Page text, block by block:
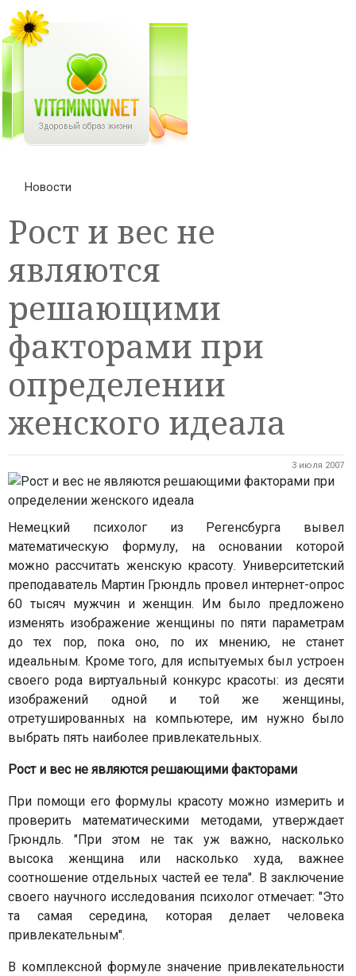
Новости
Рост и вес не
являются
решающими
факторами при
определении
женского идеала
3 июля 2007
Немецкий психолог из Регенсбурга вывел
математическую формулу, на основании которой
можно рассчитать женскую красоту. Университетский
преподаватель Мартин Грюндль провел интернет-опрос
60 тысяч мужчин и женщин. Им было предложено
изменять изображение женщины по пяти параметрам
до тех пор, пока оно, по их мнению, не станет
идеальным. Кроме того, для испытуемых был устроен
своего рода виртуальный конкурс красоты: из десяти
изображений одной и той же женщины,
отретушированных на компьютере, им нужно было
выбрать пять наиболее привлекательных.
Рост и вес не являются решающими факторами
При помощи его формулы красоту можно измерить и
проверить математическими методами, утверждает
Грюндль. "При этом не так уж важно, насколько
высока женщина или насколько худа, важнее
соотношение отдельных частей ее тела". В заключение
своего научного исследования психолог отмечает: "Это
та самая середина, которая делает человека
привлекательным".
В комплексной формуле значение привлекательности